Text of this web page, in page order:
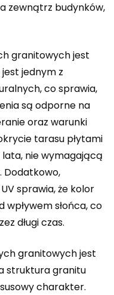
zewnątrz budynków,
granitowych jest
jednym z
co sprawia,
są odporne na
oraz warunki
tarasu płytami
nie wymagającą
Dodatkowo,
sprawia, że kolor
słońca, co
długi czas.
granitowych jest
struktura granitu
charakter.